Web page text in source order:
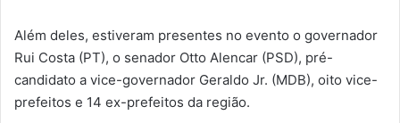
Além deles, estiveram presentes no evento o governador
Rui Costa (PT), o senador Otto Alencar (PSD), pré-
candidato a vice-governador Geraldo Jr. (MDB), oito vice-
prefeitos e 14 ex-prefeitos da região.